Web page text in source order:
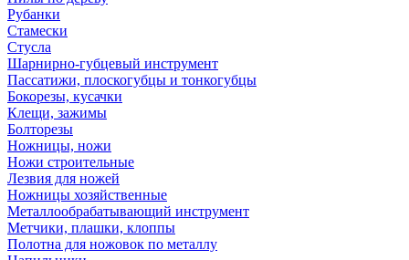
Рубанки
Стамески
Стусла
Шарнирно-губцевый инструмент
Пассатижи, плоскогубцы и тонкогубцы
Бокорезы, кусачки
Клещи, зажимы
Болторезы
Ножницы, ножи
Ножи строительные
Лезвия для ножей
Ножницы хозяйственные
Металлообрабатывающий инструмент
Метчики, плашки, клоппы
Полотна для ножовок по металлу